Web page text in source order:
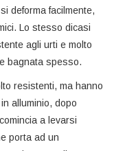
deforma facilmente,
Lo stesso dicasi
agli urti e molto
bagnata spesso.
resistenti, ma hanno
alluminio, dopo
a levarsi
porta ad un